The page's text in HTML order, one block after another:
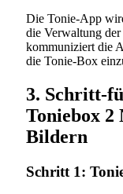
Die Tonie-App
die Verwaltung
kommuniziert die
die Tonie-Box
3. Schritt-
Toniebox
Bildern
Schritt 1: